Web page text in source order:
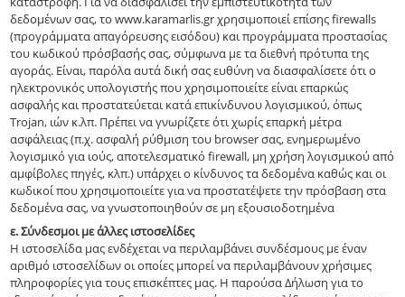
δεδομένων σας, το www.karamarlis.gr χρησιμοποιεί επίσης firewalls
(προγράμματα απαγόρευσης εισόδου) και προγράμματα προστασίας
του κωδικού πρόσβασής σας, σύμφωνα με τα διεθνή πρότυπα της
αγοράς. Είναι, παρόλα αυτά δική σας ευθύνη να διασφαλίσετε ότι ο
ηλεκτρονικός υπολογιστής που χρησιμοποιείτε είναι επαρκώς
ασφαλής και προστατεύεται κατά επικίνδυνου λογισμικού, όπως
Trojan, ιών κ.λπ. Πρέπει να γνωρίζετε ότι χωρίς επαρκή μέτρα
ασφάλειας (π.χ. ασφαλή ρύθμιση του browser σας, ενημερωμένο
λογισμικό για ιούς, αποτελεσματικό firewall, μη χρήση λογισμικού από
αμφίβολες πηγές, κλπ.) υπάρχει ο κίνδυνος τα δεδομένα καθώς και οι
κωδικοί που χρησιμοποιείτε για να προστατέψετε την πρόσβαση στα
δεδομένα σας, να γνωστοποιηθούν σε μη εξουσιοδοτημένα
ε. Σύνδεσμοι με άλλες ιστοσελίδες
Η ιστοσελίδα μας ενδέχεται να περιλαμβάνει συνδέσμους με έναν
αριθμό ιστοσελίδων οι οποίες μπορεί να περιλαμβάνουν χρήσιμες
πληροφορίες για τους επισκέπτες μας. Η παρούσα Δήλωση για το